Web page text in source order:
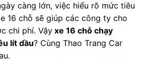
càng lớn, việc hiểu rõ mức tiêu
16 chỗ sẽ giúp các công ty cho
chi phí. Vậy xe 16 chỗ chạy
lít dầu? Cùng Thao Trang Car